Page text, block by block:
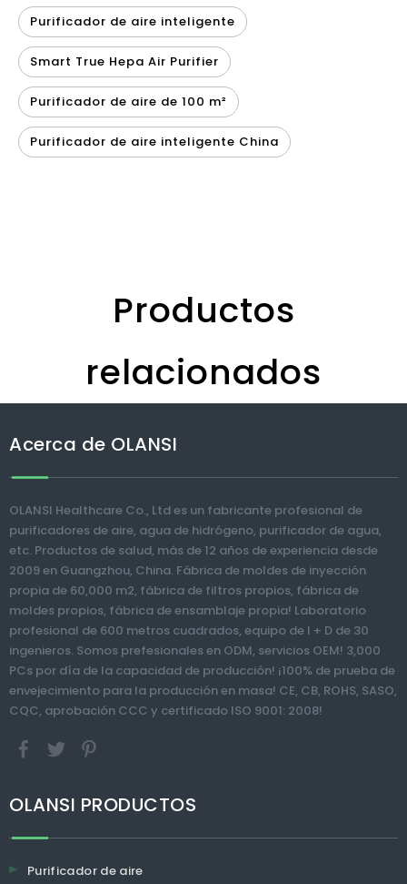
Purificador de aire inteligente
Smart True Hepa Air Purifier
Purificador de aire de 100 m²
Purificador de aire inteligente China
Productos
relacionados
tarro vaso portátil
hidrógeno rico en
1, 7 etapas Filtro
Acerca de OLANSI
OLANSI Healthcare Co., Ltd es un fabricante profesional de
purificadores de aire, agua de hidrógeno, purificador de agua,
etc. Productos de salud, más de 12 años de experiencia desde
2009 en Guangzhou, China. Fábrica de moldes de inyección
propia de 60,000 m2, fábrica de filtros propios, fábrica de
moldes propios, fábrica de ensamblaje propia! Laboratorio
profesional de 600 metros cuadrados, equipo de I + D de 30
ingenieros. Somos prefesionales en ODM, servicios OEM! 3,000
PCs por día de la capacidad de producción! ¡100% de prueba de
envejecimiento para la producción en masa! CE, CB, ROHS, SASO,
CQC, aprobación CCC y certificado ISO 9001: 2008!
OLANSI PRODUCTOS
Purificador de aire